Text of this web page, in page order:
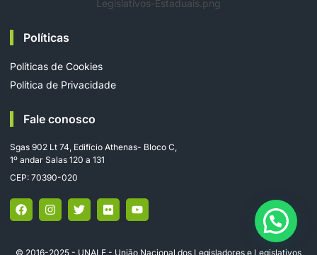
Políticas
Políticas de Cookies
Política de Privacidade
Fale conosco
Sgas 902 Lt 74, Edifício Athenas- Bloco C,
1º andar Salas 120 a 131
CEP: 70390-020
© 2016-2025 - UNALE - União Nacional dos Legisladores e Legislativos